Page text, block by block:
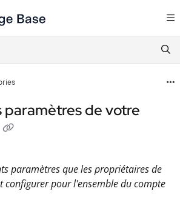
index at:
pages before exploring further.
paramètres de votre
paramètres que les propriétaires de
configurer pour l'ensemble du compte